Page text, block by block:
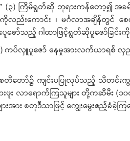
) ကြိမ်ရွတ်ဆို ဘုရားကန်တော့၍ အ
ကိုလည်းကောင်း ၊ မင်္ဂလာအချိန်
ပူဇော်သည့် ဂါထာဖြင့်ရွတ်ဆိုပူဇော်ခြ
ကပ်လှူပူဇော် နေမှုအားလက်ယာရစ် လှ
တော်၌ ကျင်းပပြုလုပ်သည့် သီတင်းက
ဖူး လာရောက်ကြသူများ တို့ကဆီမီး (၁
းအား စတုဒီသာဖြင့် ကျွေးမွေးဧည့်ခံခဲ့